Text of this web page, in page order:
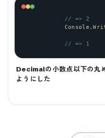
// => 2
Console .
// => 1
Decimalの小数点以下の丸
ようにした